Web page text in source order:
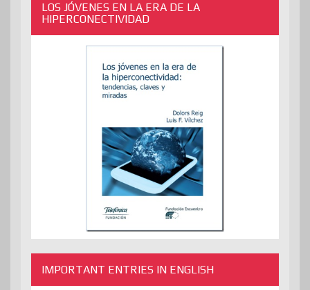
LOS JÓVENES EN LA ERA DE LA
HIPERCONECTIVIDAD
IMPORTANT ENTRIES IN ENGLISH